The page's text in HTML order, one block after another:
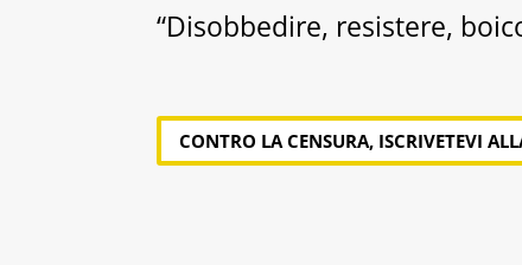
“Disobbedire, resistere,
CONTRO LA CENSURA, ISCRIVETEVI